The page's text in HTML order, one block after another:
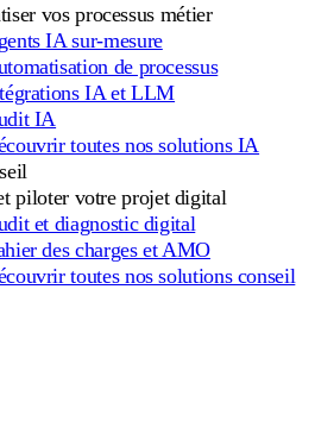
vos processus métier
IA sur-mesure
de processus
IA et LLM
IA
toutes nos solutions IA
piloter votre projet digital
et diagnostic digital
des charges et AMO
toutes nos solutions conseil